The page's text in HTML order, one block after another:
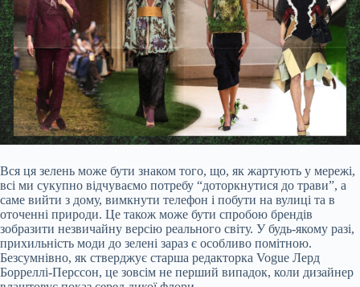
Вся ця зелень може бути знаком того, що, як жартують у мережі,
всі ми сукупно відчуваємо потребу “доторкнутися до трави”, а
саме вийти з дому, вимкнути телефон і побути на вулиці та в
оточенні природи. Це також може бути спробою брендів
зобразити незвичайну версію реального світу. У будь-якому разі,
прихильність моди до зелені зараз є особливо помітною.
Безсумнівно, як стверджує старша редакторка Vogue Лерд
Борреллі-Перссон, це зовсім не перший випадок, коли дизайнер